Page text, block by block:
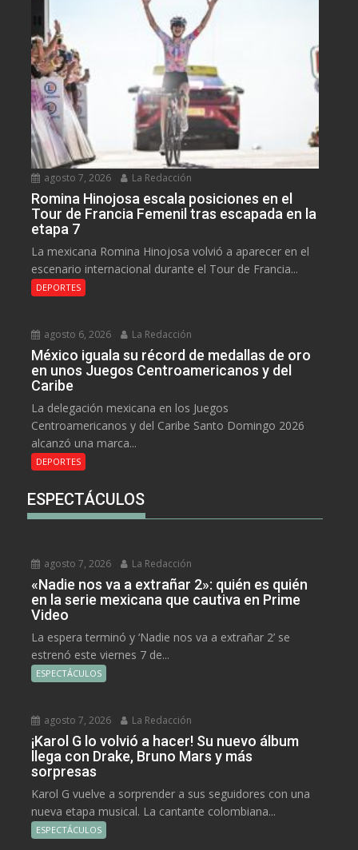
agosto 7, 2026 La Redacción
Romina Hinojosa escala posiciones en el
Tour de Francia Femenil tras escapada en la
etapa 7
La mexicana Romina Hinojosa volvió a aparecer en el
escenario internacional durante el Tour de Francia...
DEPORTES
agosto 6, 2026 La Redacción
México iguala su récord de medallas de oro
en unos Juegos Centroamericanos y del
Caribe
La delegación mexicana en los Juegos
Centroamericanos y del Caribe Santo Domingo 2026
alcanzó una marca...
DEPORTES
ESPECTÁCULOS
agosto 7, 2026 La Redacción
«Nadie nos va a extrañar 2»: quién es quién
en la serie mexicana que cautiva en Prime
Video
La espera terminó y ‘Nadie nos va a extrañar 2’ se
estrenó este viernes 7 de...
ESPECTÁCULOS
agosto 7, 2026 La Redacción
¡Karol G lo volvió a hacer! Su nuevo álbum
llega con Drake, Bruno Mars y más
sorpresas
Karol G vuelve a sorprender a sus seguidores con una
nueva etapa musical. La cantante colombiana...
ESPECTÁCULOS